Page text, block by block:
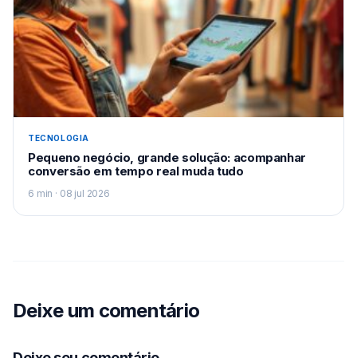
TECNOLOGIA
Pequeno negócio, grande solução: acompanhar
conversão em tempo real muda tudo
6 min · 08 jul 2026
Deixe um comentário